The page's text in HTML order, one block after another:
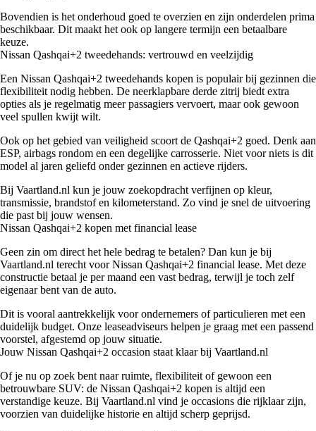
Bovendien is het onderhoud goed te overzien en zijn onderdelen prima
beschikbaar. Dit maakt het ook op langere termijn een betaalbare
keuze.
Nissan Qashqai+2 tweedehands: vertrouwd en veelzijdig
Een Nissan Qashqai+2 tweedehands kopen is populair bij gezinnen die
flexibiliteit nodig hebben. De neerklapbare derde zitrij biedt extra
opties als je regelmatig meer passagiers vervoert, maar ook gewoon
veel spullen kwijt wilt.
Ook op het gebied van veiligheid scoort de Qashqai+2 goed. Denk aan
ESP, airbags rondom en een degelijke carrosserie. Niet voor niets is dit
model al jaren geliefd onder gezinnen en actieve rijders.
Bij Vaartland.nl kun je jouw zoekopdracht verfijnen op kleur,
transmissie, brandstof en kilometerstand. Zo vind je snel de uitvoering
die past bij jouw wensen.
Nissan Qashqai+2 kopen met financial lease
Geen zin om direct het hele bedrag te betalen? Dan kun je bij
Vaartland.nl terecht voor Nissan Qashqai+2 financial lease. Met deze
constructie betaal je per maand een vast bedrag, terwijl je toch zelf
eigenaar bent van de auto.
Dit is vooral aantrekkelijk voor ondernemers of particulieren met een
duidelijk budget. Onze leaseadviseurs helpen je graag met een passend
voorstel, afgestemd op jouw situatie.
Jouw Nissan Qashqai+2 occasion staat klaar bij Vaartland.nl
Of je nu op zoek bent naar ruimte, flexibiliteit of gewoon een
betrouwbare SUV: de Nissan Qashqai+2 kopen is altijd een
verstandige keuze. Bij Vaartland.nl vind je occasions die rijklaar zijn,
voorzien van duidelijke historie en altijd scherp geprijsd.